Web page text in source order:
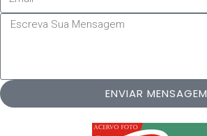
ENVIAR MENSAGEM